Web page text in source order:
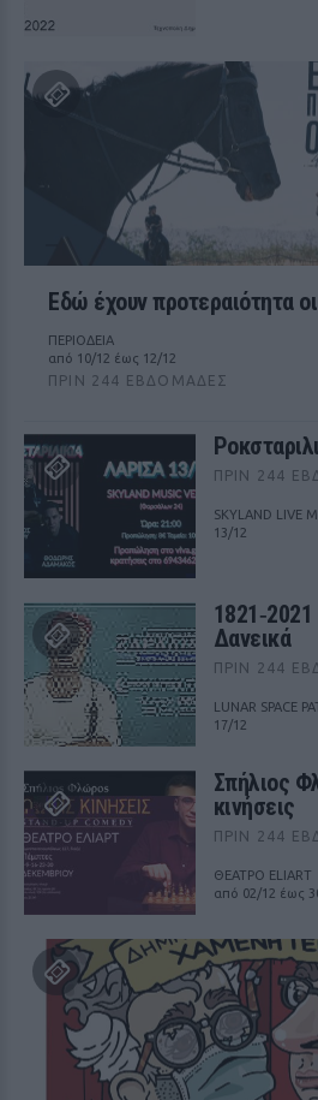
Εδώ έχουν προτεραιότητα
ΠΕΡΙΟΔΕΙΑ
από 10/12 έως 12/12
ΠΡΙΝ 244 ΕΒΔΟΜΆΔΕΣ
ΠΡΙΝ 244
SKYLAND LIVE
13/12
Δανεικά
ΠΡΙΝ 244
LUNAR SPACE
17/12
Σπήλιος
κινήσεις
ΠΡΙΝ 244
ΘΕΑΤΡΟ ELIART
από 02/12 έως